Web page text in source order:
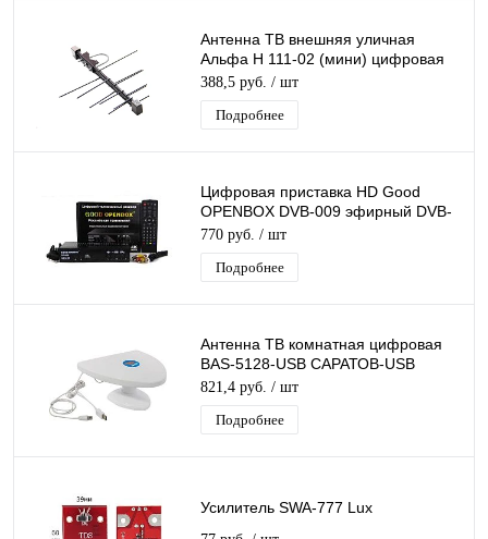
Антенна ТВ внешняя уличная
Альфа Н 111-02 (мини) цифровая
эфирная для DVB-T2 телевидения
наружная
388,5 руб. / шт
Подробнее
Цифровая приставка HD Good
OPENBOX DVB-009 эфирный DVB-
T2/C приставка бесплатное тв
тюнер медиаплеер
770 руб. / шт
Подробнее
Антенна ТВ комнатная цифровая
BAS-5128-USB САРАТОВ-USB
эфирная для DVB-T2 телевидения
Рэмо
821,4 руб. / шт
Подробнее
Усилитель SWA-777 Lux